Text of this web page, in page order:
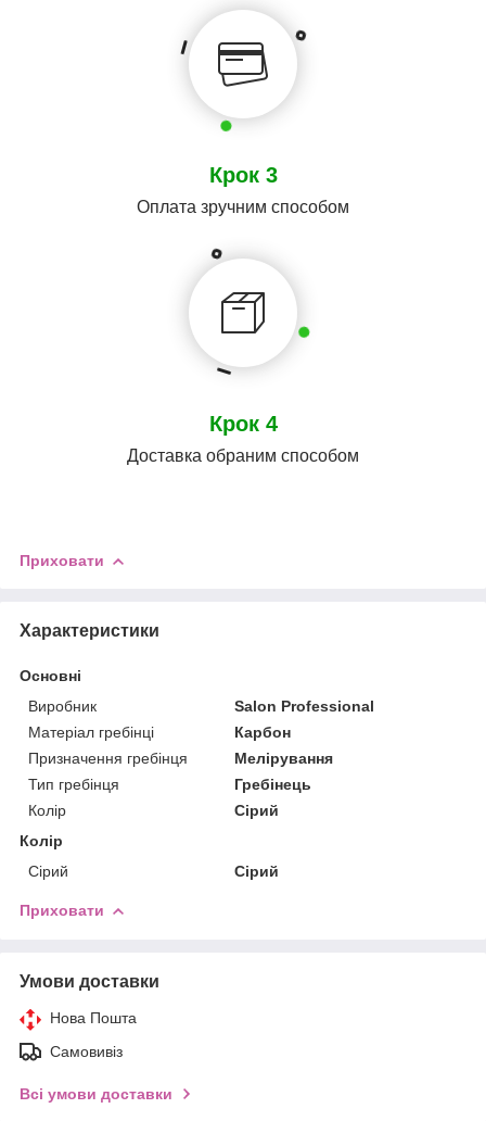
Крок 3
Оплата зручним способом
Крок 4
Доставка обраним способом
Приховати
Характеристики
Основні
Виробник
Salon Professional
Матеріал гребінці
Карбон
Призначення гребінця
Мелірування
Тип гребінця
Гребінець
Колір
Сірий
Колір
Сірий
Сірий
Приховати
Умови доставки
Нова Пошта
Самовивіз
Всі умови доставки